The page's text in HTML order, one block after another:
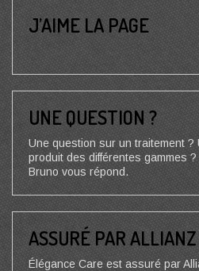
J’AIME LA PAGE
UNE QUESTION ?
Une question sur un traitement
produit des différentes gammes
Bruno vous répond.
ASSURÉ PAR ALLIANZ
Élégance Care est assuré par